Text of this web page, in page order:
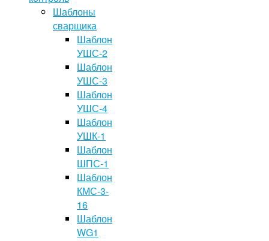
Шаблоны
сварщика
Шаблон
УШС-2
Шаблон
УШС-3
Шаблон
УШС-4
Шаблон
УШК-1
Шаблон
ШПС-1
Шаблон
КМС-3-
16
Шаблон
WG1